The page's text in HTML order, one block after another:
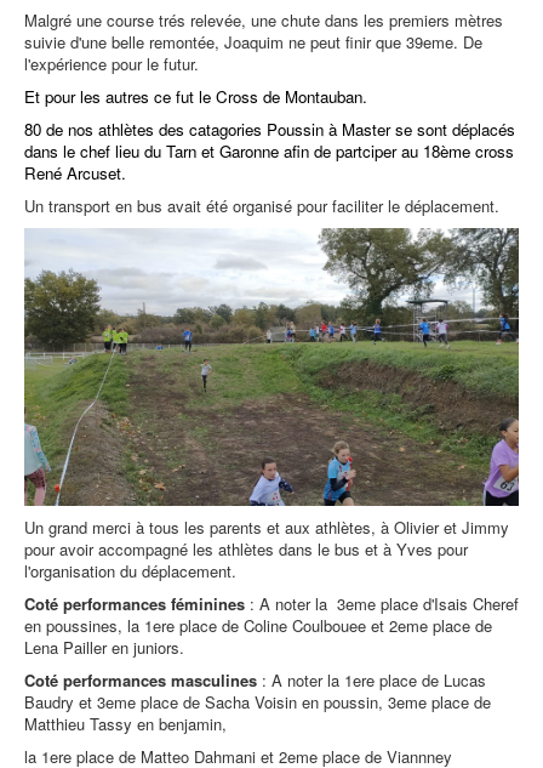
Malgré une course trés relevée, une chute dans les premiers mètres
suivie d'une belle remontée, Joaquim ne peut finir que 39eme. De
l'expérience pour le futur.
Et pour les autres ce fut le Cross de Montauban.
80 de nos athlètes des catagories Poussin à Master se sont déplacés
dans le chef lieu du Tarn et Garonne afin de partciper au 18ème cross
René Arcuset.
Un transport en bus avait été organisé pour faciliter le déplacement.
Un grand merci à tous les parents et aux athlètes, à Olivier et Jimmy
pour avoir accompagné les athlètes dans le bus et à Yves pour
l'organisation du déplacement.
Coté performances féminines : A noter la 3eme place d'Isais Cheref
en poussines, la 1ere place de Coline Coulbouee et 2eme place de
Lena Pailler en juniors.
Coté performances masculines : A noter la 1ere place de Lucas
Baudry et 3eme place de Sacha Voisin en poussin, 3eme place de
Matthieu Tassy en benjamin,
la 1ere place de Matteo Dahmani et 2eme place de Viannney